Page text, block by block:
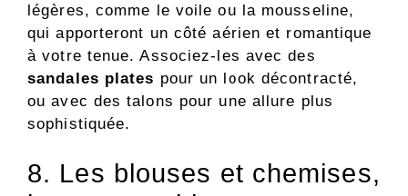
légères, comme le voile ou la mousseline,
qui apporteront un côté aérien et romantique
à votre tenue. Associez-les avec des
sandales plates pour un look décontracté,
ou avec des talons pour une allure plus
sophistiquée.
8. Les blouses et chemises,